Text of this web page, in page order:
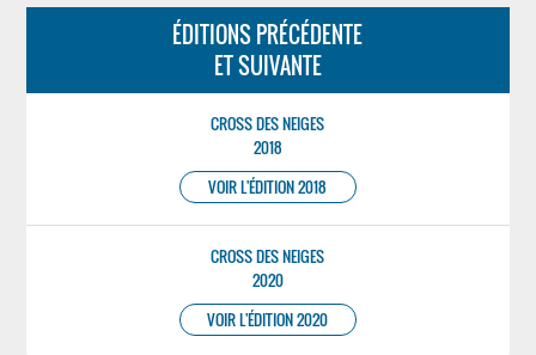
ÉDITIONS PRÉCÉDENTE
ET SUIVANTE
CROSS DES NEIGES
2018
VOIR L'ÉDITION 2018
CROSS DES NEIGES
2020
VOIR L'ÉDITION 2020